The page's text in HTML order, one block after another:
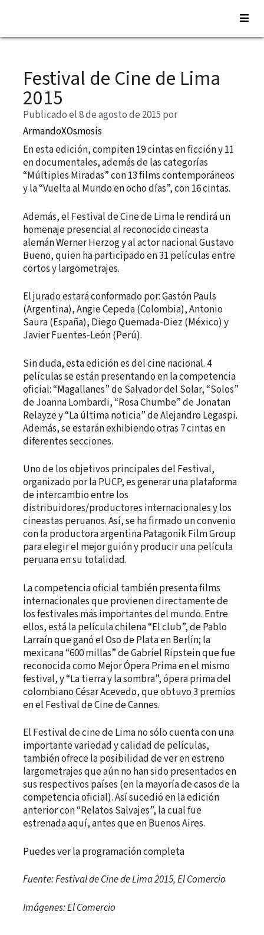
Saltar
contenidoFestival de Cine de Lima
2015
Publicado el 8 de agosto de 2015 por
ArmandoXOsmosis
En esta edición, compiten 19 cintas en ficción y 11
en documentales, además de las categorías
“Múltiples Miradas” con 13 films contemporáneos
y la “Vuelta al Mundo en ocho días”, con 16 cintas.
Además, el Festival de Cine de Lima le rendirá un
homenaje presencial al reconocido cineasta
alemán Werner Herzog y al actor nacional Gustavo
Bueno, quien ha participado en 31 películas entre
cortos y largometrajes.
El jurado estará conformado por: Gastón Pauls
(Argentina), Angie Cepeda (Colombia), Antonio
Saura (España), Diego Quemada-Diez (México) y
Javier Fuentes-León (Perú).
Sin duda, esta edición es del cine nacional. 4
películas se están presentando en la competencia
oficial: “Magallanes” de Salvador del Solar, “Solos”
de Joanna Lombardi, “Rosa Chumbe” de Jonatan
Relayze y “La última noticia” de Alejandro Legaspi.
Además, se estarán exhibiendo otras 7 cintas en
diferentes secciones.
Uno de los objetivos principales del Festival,
organizado por la PUCP, es generar una plataforma
de intercambio entre los
distribuidores/productores internacionales y los
cineastas peruanos. Así, se ha firmado un convenio
con la productora argentina Patagonik Film Group
para elegir el mejor guión y producir una película
peruana en su totalidad.
La competencia oficial también presenta films
internacionales que provienen directamente de
los festivales más importantes del mundo. Entre
ellos, está la película chilena “El club”, de Pablo
Larraín que ganó el Oso de Plata en Berlín; la
mexicana “600 millas” de Gabriel Ripstein que fue
reconocida como Mejor Ópera Prima en el mismo
festival, y “La tierra y la sombra”, ópera prima del
colombiano César Acevedo, que obtuvo 3 premios
en el Festival de Cine de Cannes.
El Festival de cine de Lima no sólo cuenta con una
importante variedad y calidad de películas,
también ofrece la posibilidad de ver en estreno
largometrajes que aún no han sido presentados en
sus respectivos países (en la mayoría de casos de la
competencia oficial). Así sucedió en la edición
anterior con “Relatos Salvajes”, la cual fue
estrenada aquí, antes que en Buenos Aires.
Puedes ver la programación completa
Fuente: Festival de Cine de Lima 2015, El Comercio
Imágenes: El Comercio